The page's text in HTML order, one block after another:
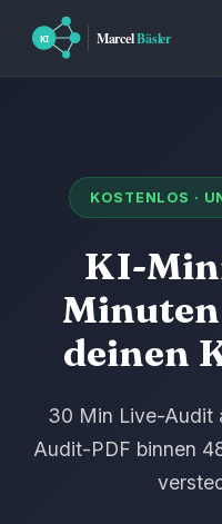
KOSTENLOS ·
KI-
deinen
30 Min Live-Audit
Audit-PDF binnen